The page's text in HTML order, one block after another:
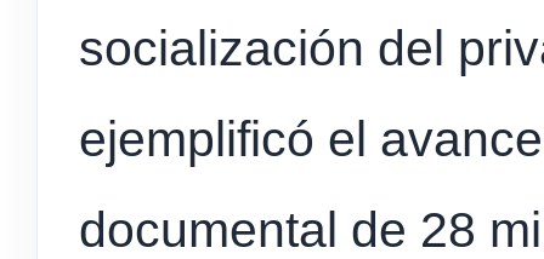
socialización del
ejemplificó el
documental de 28